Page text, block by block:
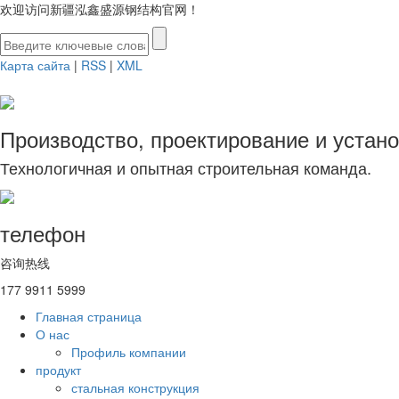
欢迎访问新疆泓鑫盛源钢结构官网！
Карта сайта | RSS | XML
Производство, проектирование и
Технологичная и опытная строительная команда.
телефон
咨询热线
177 9911 5999
Главная страница
О нас
Профиль компании
продукт
стальная конструкция